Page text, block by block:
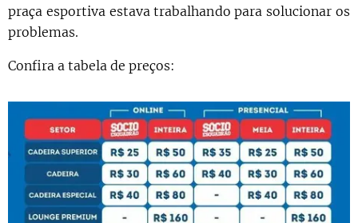
praça esportiva estava trabalhando para solucionar os
problemas.
Confira a tabela de preços: